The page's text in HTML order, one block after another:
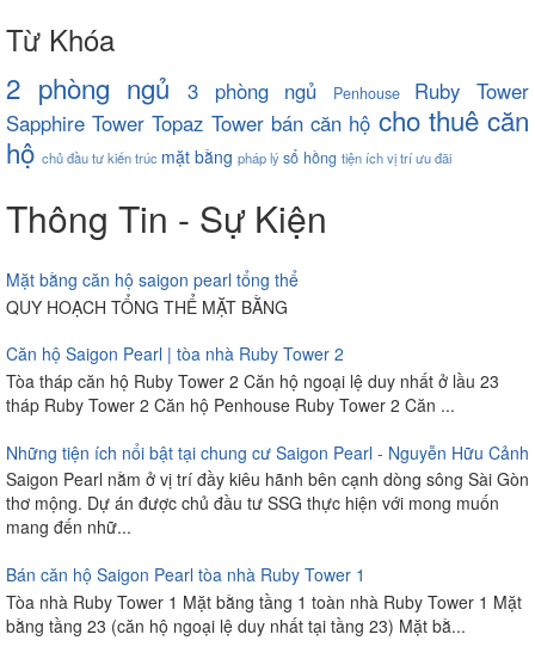
Từ Khóa
2 phòng ngủ 3 phòng ngủ Penhouse
Ruby Tower
Sapphire Tower Topaz Tower bán căn hộ cho thuê căn
hộ chủ đầu tưkiến trúc mặt bằng pháp lýsổ hồng tiện íchvị tríưu đãi
Thông Tin - Sự Kiện
Mặt bằng căn hộ saigon pearl tổng thể
QUY HOẠCH TỔNG THỂ MẶT BẰNG
Căn hộ Saigon Pearl | tòa nhà Ruby Tower 2
Tòa tháp căn hộ Ruby Tower 2 Căn hộ ngoại lệ duy nhất ở lầu 23
tháp Ruby Tower 2 Căn hộ Penhouse Ruby Tower 2 Căn ...
Những tiện ích nổi bật tại chung cư Saigon Pearl - Nguyễn Hữu Cảnh
Saigon Pearl nằm ở vị trí đầy kiêu hãnh bên cạnh dòng sông Sài Gòn
thơ mộng. Dự án được chủ đầu tư SSG thực hiện với mong muốn
mang đến nhữ...
Bán căn hộ Saigon Pearl tòa nhà Ruby Tower 1
Tòa nhà Ruby Tower 1 Mặt bằng tầng 1 toàn nhà Ruby Tower 1 Mặt
bằng tầng 23 (căn hộ ngoại lệ duy nhất tại tầng 23) Mặt bằ...